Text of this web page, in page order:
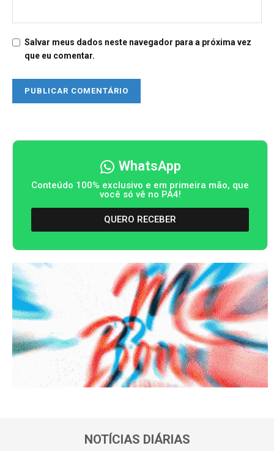
Salvar meus dados neste navegador para a próxima vez
que eu comentar.
WhatsApp
Conteúdo 100% exclusivo e em primeira mão, que
você só vê no PA4!
QUERO RECEBER
NOTÍCIAS DIÁRIAS